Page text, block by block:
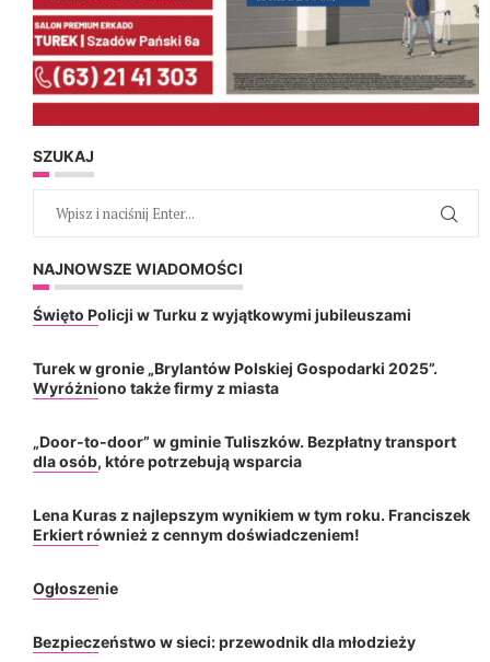
SZUKAJ
NAJNOWSZE WIADOMOŚCI
Święto Policji w Turku z wyjątkowymi jubileuszami
Turek w gronie „Brylantów Polskiej Gospodarki 2025”.
Wyróżniono także firmy z miasta
„Door-to-door” w gminie Tuliszków. Bezpłatny transport
dla osób, które potrzebują wsparcia
Lena Kuras z najlepszym wynikiem w tym roku. Franciszek
Erkiert również z cennym doświadczeniem!
Ogłoszenie
Bezpieczeństwo w sieci: przewodnik dla młodzieży